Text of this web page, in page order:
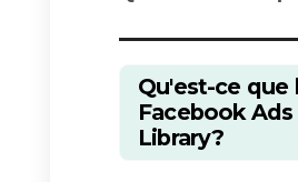
Conclusion
Comme vous